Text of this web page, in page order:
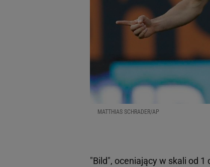
MATTHIAS SCHRADER/AP
"Bild", oceniający w skali od